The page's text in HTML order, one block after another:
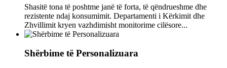
Shasitë tona të poshtme janë të forta, të qëndrueshme dhe
rezistente ndaj konsumimit. Departamenti i Kërkimit dhe
Zhvillimit kryen vazhdimisht monitorime cilësore...
Shërbime të Personalizuara